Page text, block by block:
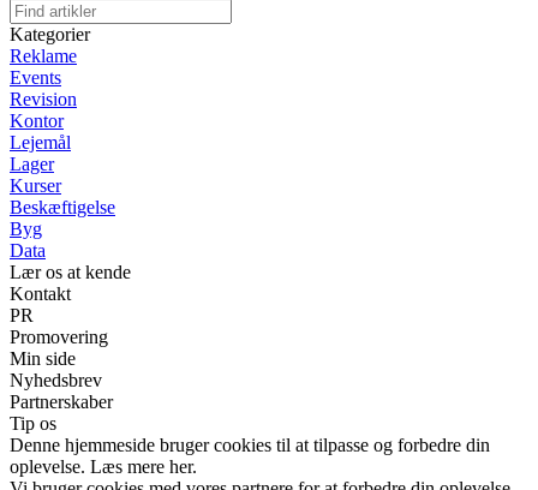
Kategorier
Reklame
Events
Revision
Kontor
Lejemål
Lager
Kurser
Beskæftigelse
Byg
Data
Lær os at kende
Kontakt
PR
Promovering
Min side
Nyhedsbrev
Partnerskaber
Tip os
Denne hjemmeside bruger cookies til at tilpasse og forbedre din
oplevelse. Læs mere her.